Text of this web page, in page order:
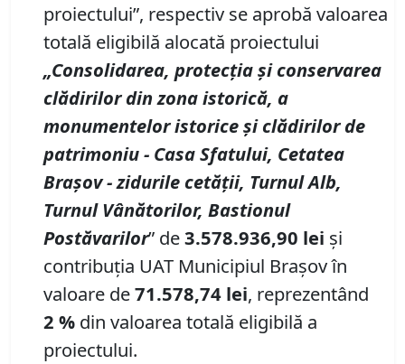
proiectului”, respectiv se aprobă valoarea
totală eligibilă alocată proiectului
„Consolidarea, protecția și conservarea
clădirilor din zona istorică, a
monumentelor istorice și clădirilor de
patrimoniu- Casa Sfatului, Cetatea
Brașov- zidurile cetății, Turnul Alb,
Turnul Vânătorilor, Bastionul
Postăvarilor” de3.578.936,90 lei și
contribuția UAT Municipiul Brașov în
valoare de71.578,74 lei, reprezentând
2 % din valoarea totală eligibilă a
proiectului.